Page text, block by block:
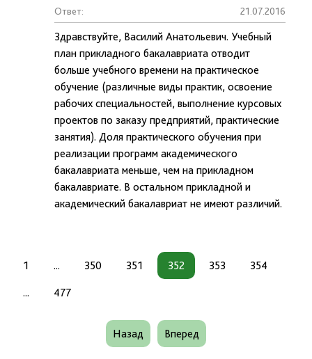
Ответ: 21.07.2016
Здравствуйте, Василий Анатольевич. Учебный
план прикладного бакалавриата отводит
больше учебного времени на практическое
обучение (различные виды практик, освоение
рабочих специальностей, выполнение курсовых
проектов по заказу предприятий, практические
занятия). Доля практического обучения при
реализации программ академического
бакалавриата меньше, чем на прикладном
бакалавриате. В остальном прикладной и
академический бакалавриат не имеют различий.
1 ... 350 351 352 353 354
... 477
Назад Вперед